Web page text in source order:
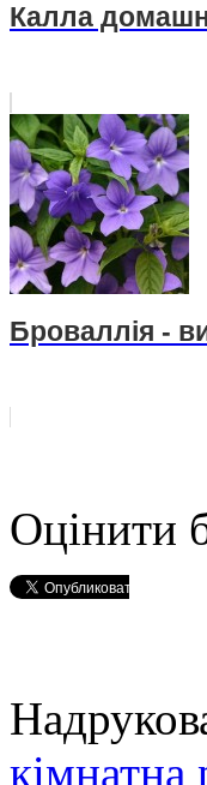
Калла
Броваллія -
Оцінити
кімнатна